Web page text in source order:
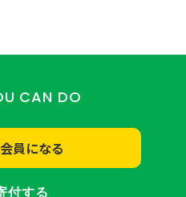
CAN DO
員になる
付する